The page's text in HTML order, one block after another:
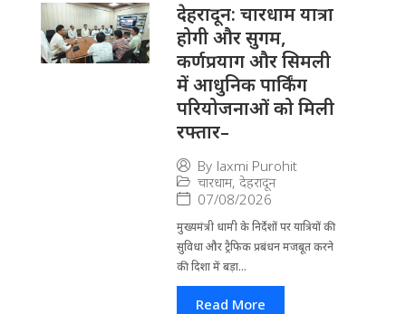
देहरादून: चारधाम यात्रा
होगी और सुगम,
कर्णप्रयाग और सिमली
में आधुनिक पार्किंग
परियोजनाओं को मिली
रफ्तार–
By laxmi Purohit
चारधाम, देहरादून
07/08/2026
मुख्यमंत्री धामी के निर्देशों पर यात्रियों की
सुविधा और ट्रैफिक प्रबंधन मजबूत करने
की दिशा में बड़ा...
Read More